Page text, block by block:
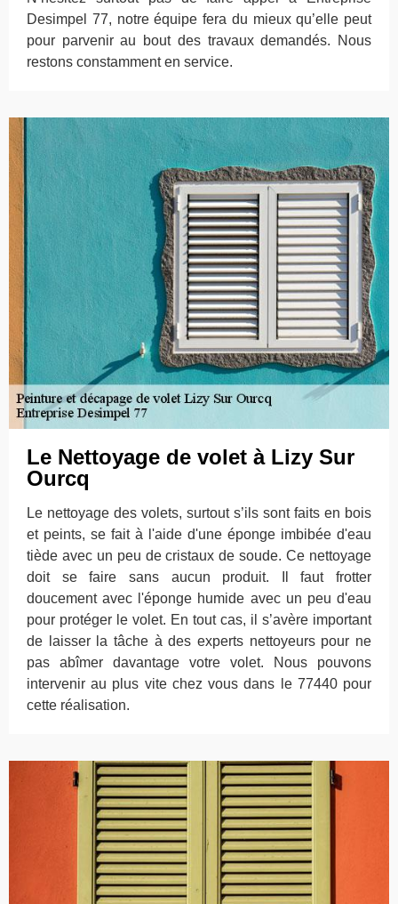
Desimpel 77, notre équipe fera du mieux qu’elle peut
pour parvenir au bout des travaux demandés. Nous
restons constamment en service.
Le Nettoyage de volet à Lizy Sur
Ourcq
Le nettoyage des volets, surtout s’ils sont faits en bois
et peints, se fait à l'aide d'une éponge imbibée d'eau
tiède avec un peu de cristaux de soude. Ce nettoyage
doit se faire sans aucun produit. Il faut frotter
doucement avec l'éponge humide avec un peu d'eau
pour protéger le volet. En tout cas, il s’avère important
de laisser la tâche à des experts nettoyeurs pour ne
pas abîmer davantage votre volet. Nous pouvons
intervenir au plus vite chez vous dans le 77440 pour
cette réalisation.